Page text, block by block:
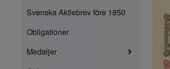
Svenska Aktiebrev före 1850
Obligationer
Medaljer